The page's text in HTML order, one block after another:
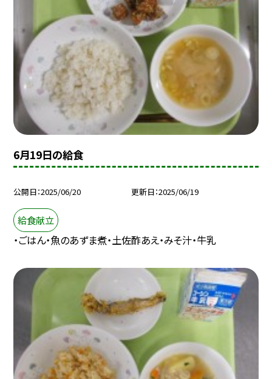
6月19日の給食
公開日 2025/06/20 更新日 2025/06/19
給食献立
・ごはん・魚のあずま煮・土佐酢あえ・みそ汁・牛乳